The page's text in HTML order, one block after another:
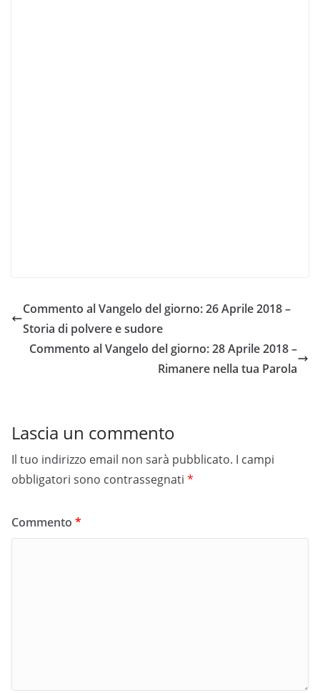
Commento al Vangelo del giorno: 26 Aprile 2018 –
Storia di polvere e sudore
Commento al Vangelo del giorno: 28 Aprile 2018 –
Rimanere nella tua Parola
Lascia un commento
Il tuo indirizzo email non sarà pubblicato. I campi
obbligatori sono contrassegnati *
Commento *